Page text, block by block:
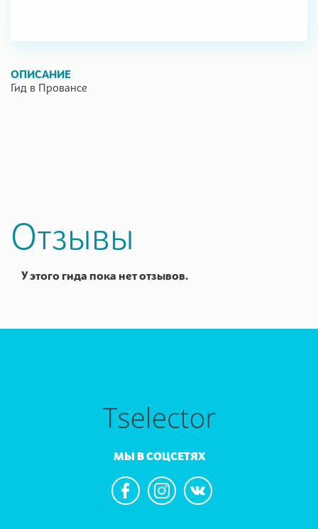
ОПИСАНИЕ
Гид в Провансе
Отзывы
У этого гида пока нет отзывов.
МЫ В СОЦСЕТЯХ